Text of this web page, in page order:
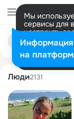
Мы
сервисы для
настроить
Разрешить
Поиск
людям
anya
Люди2131
Информация
на